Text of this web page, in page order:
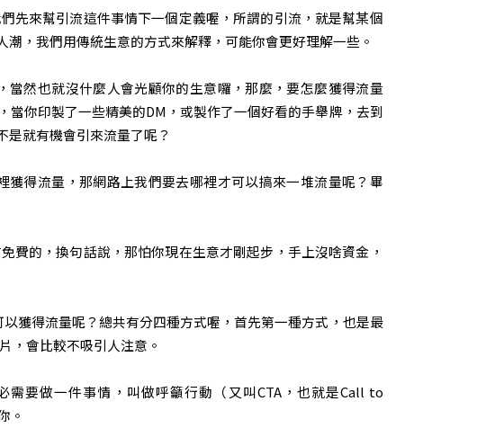
先來幫引流這件事情下一個定義喔，所謂的引流，就是幫某個
，我們用傳統生意的方式來解釋，可能你會更好理解一些。
然也就沒什麼人會光顧你的生意囉，那麼，要怎麼獲得流量
你印製了一些精美的DM，或製作了一個好看的手舉牌，去到
就有機會引來流量了呢？
得流量，那網路上我們要去哪裡才可以搞來一堆流量呢？畢
的，換句話說，那怕你現在生意才剛起步，手上沒啥資金，
獲得流量呢？總共有分四種方式喔，首先第一種方式，也是最
，會比較不吸引人注意。
要做一件事情，叫做呼籲行動（又叫CTA，也就是Call to
。